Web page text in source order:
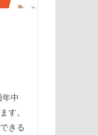
中
す。
きる